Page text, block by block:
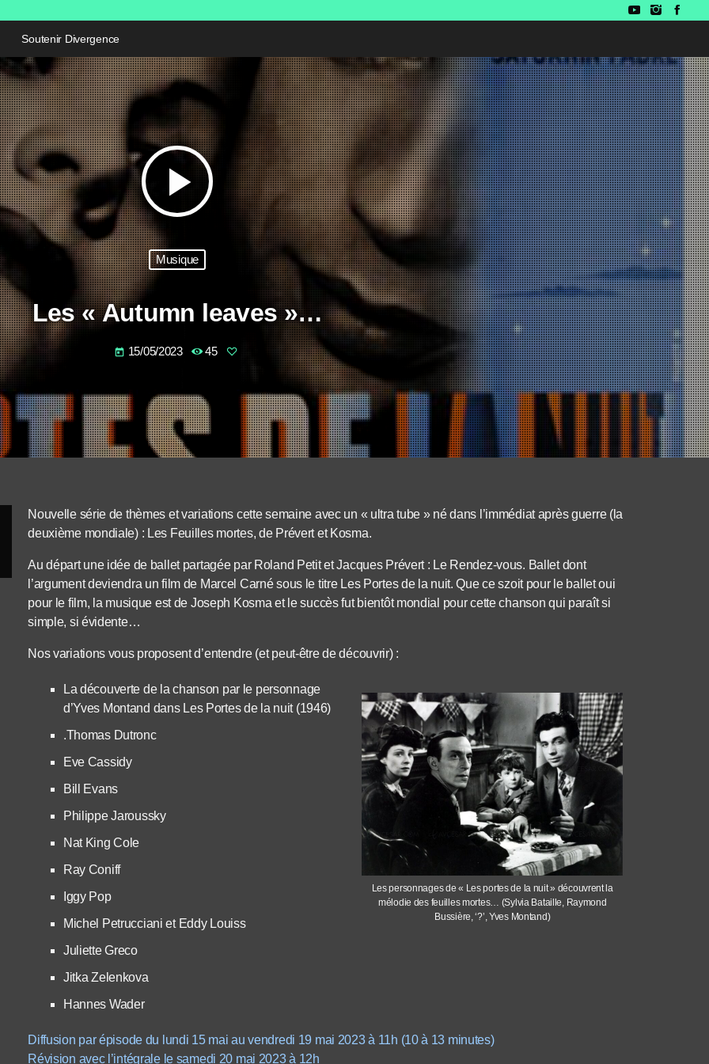
Soutenir Divergence
play_arrow
Musique
Les « Autumn leaves »…
today 15/05/2023 45
Nouvelle série de thèmes et variations cette semaine avec un « ultra tube » né dans l’immédiat après guerre (la
deuxième mondiale) : Les Feuilles mortes, de Prévert et Kosma.
Au départ une idée de ballet partagée par Roland Petit et Jacques Prévert : Le Rendez-vous. Ballet dont
l’argument deviendra un film de Marcel Carné sous le titre Les Portes de la nuit. Que ce szoit pour le ballet oui
pour le film, la musique est de Joseph Kosma et le succès fut bientôt mondial pour cette chanson qui paraît si
simple, si évidente…
Nos variations vous proposent d’entendre (et peut-être de découvrir) :
Les personnages de « Les portes de la nuit » découvrent la
mélodie des feuilles mortes… (Sylvia Bataille, Raymond
Bussière, ‘?’, Yves Montand)
La découverte de la chanson par le personnage
d’Yves Montand dans Les Portes de la nuit (1946)
.Thomas Dutronc
Eve Cassidy
Bill Evans
Philippe Jaroussky
Nat King Cole
Ray Coniff
Iggy Pop
Michel Petrucciani et Eddy Louiss
Juliette Greco
Jitka Zelenkova
Hannes Wader
Diffusion par épisode du lundi 15 mai au vendredi 19 mai 2023 à 11h (10 à 13 minutes)
Révision avec l’intégrale le samedi 20 mai 2023 à 12h